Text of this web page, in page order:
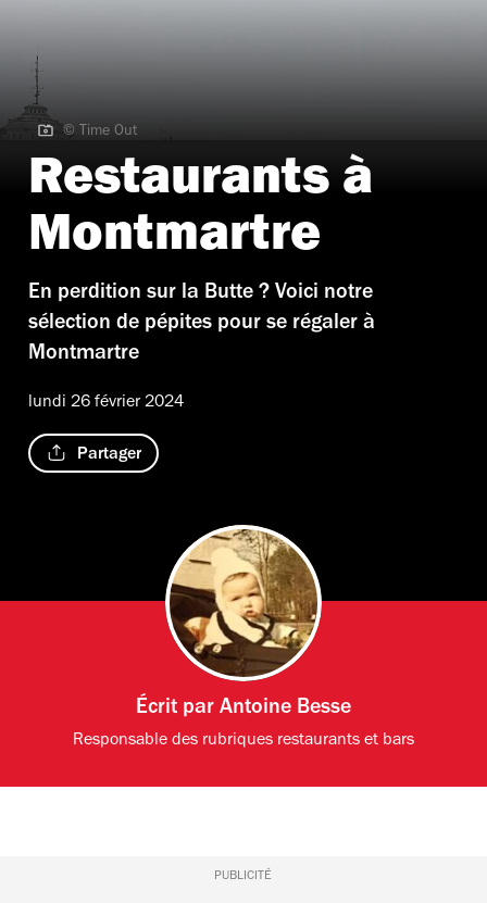
© Time Out
© Time Out
Restaurants à
Montmartre
En perdition sur la Butte ? Voici notre
sélection de pépites pour se régaler à
Montmartre
lundi 26 février 2024
Partager
Écrit par Antoine Besse
Responsable des rubriques restaurants et bars
PUBLICITÉ